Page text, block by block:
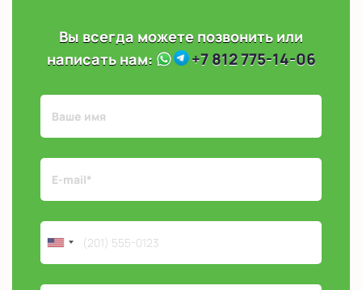
Вы всегда можете позвонить или
написать нам:
+7 812 775-14-06